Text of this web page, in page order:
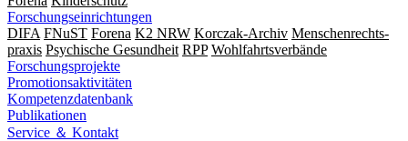
Forschungseinrichtungen
DIFA FNuST Forena K2 NRW Korczak-Archiv Men­schen­rechts­
praxis Psy­chische Gesund­heit RPP Wohlfahrts­verbände
Forschungsprojekte
Promotionsaktivitäten
Kompetenzdatenbank
Publikationen
Service ＆ Kontakt